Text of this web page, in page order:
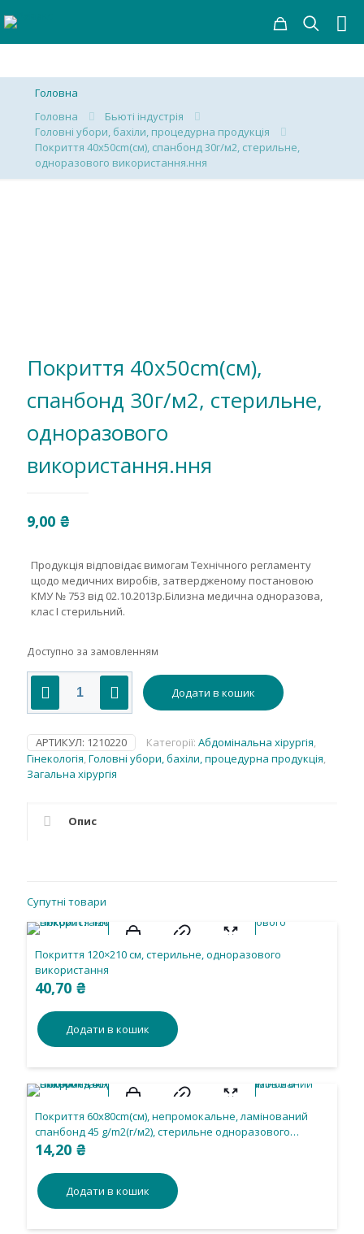
Головна
Головна
Бьюті індустрія
Головні убори, бахіли, процедурна продукція
Покриття 40х50cm(см), спанбонд 30г/м2, стерильне,
одноразового використання.ння
Покриття 40х50cm(см),
спанбонд 30г/м2, стерильне,
одноразового
використання.ння
9,00 ₴
Продукція відповідає вимогам Технічного регламенту
щодо медичних виробів, затвердженому постановою
КМУ № 753 від 02.10.2013р.Білизна медична одноразова,
клас І стерильний.
Доступно за замовленням
Покриття
40х50cm(см),
спанбонд
м2,
стерильне,
одноразового
Додати в кошик
АРТИКУЛ: 1210220 Категорії: Абдомінальна хірургія,
Гінекологія,Головні убори, бахіли, процедурна продукція,
Загальна хірургія
Опис
Супутні товари
Покриття 120×210 см, стерильне, одноразового
використання
40,70 ₴
Додати в кошик
Покриття 60x80cm(см), непромокальне, ламінований
спанбонд 45 g/m2(г/м2), стерильне одноразового
використання
14,20 ₴
Додати в кошик